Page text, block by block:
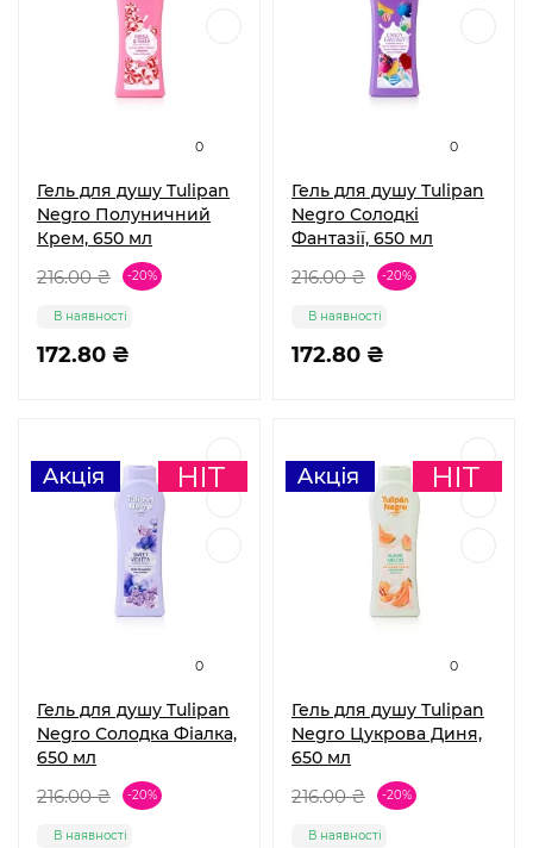
0
Гель для душу Tulipan
Negro Полуничний
Крем, 650 мл
216.00 ₴ -20%
172.80 ₴
В наявності
0
Гель для душу Tulipan
Negro Солодкі
Фантазії, 650 мл
216.00 ₴ -20%
172.80 ₴
В наявності
0
Гель для душу Tulipan
Negro Солодка Фіалка,
650 мл
216.00 ₴ -20%
В наявності
0
Гель для душу Tulipan
Negro Цукрова Диня,
650 мл
216.00 ₴ -20%
В наявності